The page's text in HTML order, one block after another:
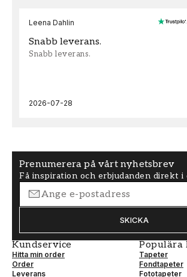
Leena Dahlin
Snabb leverans.
Snabb leverans.
2026-07-28
Prenumerera på vårt nyhetsbrev
Få inspiration och erbjudanden direkt
SKICKA
Kundservice
Hitta min order
Order
Leverans
Populära
Tapeter
Fondtapeter
Fototapeter